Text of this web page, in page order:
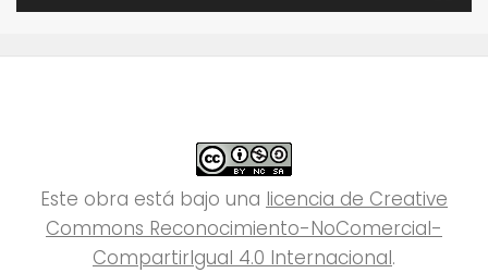
Este obra está bajo una licencia de Creative
Commons Reconocimiento-NoComercial-
CompartirIgual 4.0 Internacional.